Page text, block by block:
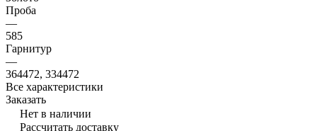
Проба
—
585
Гарнитур
—
364472, 334472
Все характеристики
Заказать
Нет в наличии
Рассчитать доставку